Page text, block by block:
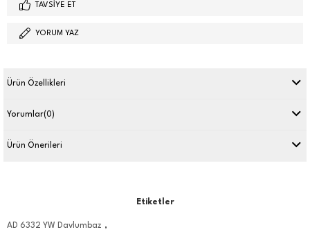
TAVSIYE ET
YORUM YAZ
Ürün Özellikleri
Yorumlar(0)
Ürün Önerileri
Etiketler
AD 6332 YW Davlumbaz ,